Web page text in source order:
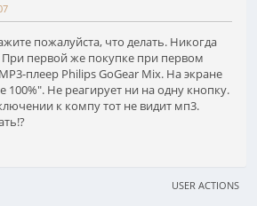
пожалуйста, что делать. Никогда
При первой же покупке при первом
плеер Philips GoGear Mix. На экране
100%". Не реагирует ни на одну кнопку.
к компу тот не видит мп3.
USER ACTIONS